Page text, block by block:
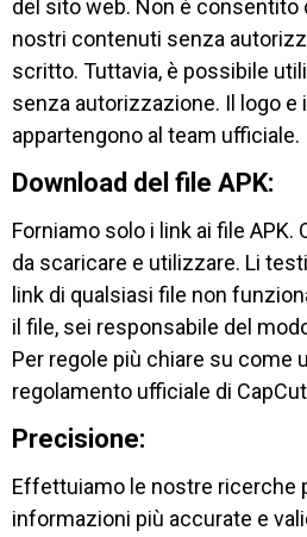
del sito web. Non è consentito
nostri contenuti senza
scritto. Tuttavia, è possibile
senza autorizzazione. Il logo e
appartengono al team ufficiale.
Download del file APK:
Forniamo solo i link ai file
da scaricare e utilizzare. Li
link di qualsiasi file non
il file, sei responsabile del
Per regole più chiare su come
regolamento ufficiale di
Precisione:
Effettuiamo le nostre ricerche
informazioni più accurate e